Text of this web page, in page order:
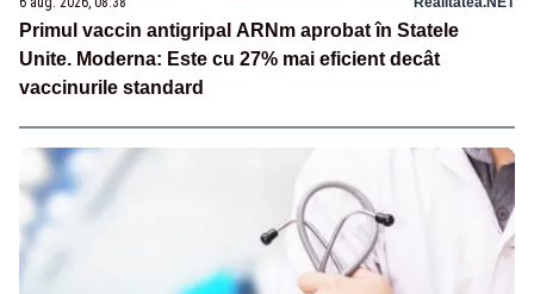
Primul vaccin antigripal ARNm aprobat în Statele
Unite. Moderna: Este cu 27% mai eficient decât
vaccinurile standard